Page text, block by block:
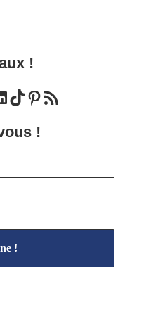
!
TikTok Pinterest Flux RSS
!